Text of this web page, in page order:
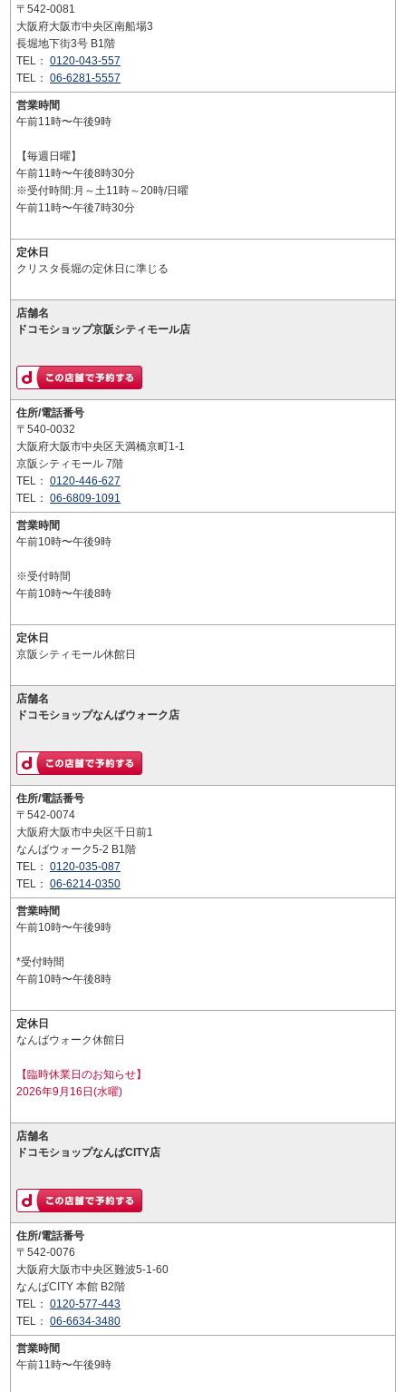
〒542-0081
大阪府大阪市中央区南船場3
長堀地下街3号 B1階
TEL： 0120-043-557
TEL： 06-6281-5557
営業時間
午前11時〜午後9時
【毎週日曜】
午前11時〜午後8時30分
※受付時間:月～土11時～20時/日曜
午前11時〜午後7時30分
定休日
クリスタ長堀の定休日に準じる
店舗名
ドコモショップ京阪シティモール店
住所/電話番号
〒540-0032
大阪府大阪市中央区天満橋京町1-1
京阪シティモール 7階
TEL： 0120-446-627
TEL： 06-6809-1091
営業時間
午前10時〜午後9時
※受付時間
午前10時〜午後8時
定休日
京阪シティモール休館日
店舗名
ドコモショップなんばウォーク店
住所/電話番号
〒542-0074
大阪府大阪市中央区千日前1
なんばウォーク5-2 B1階
TEL： 0120-035-087
TEL： 06-6214-0350
営業時間
午前10時〜午後9時
*受付時間
午前10時〜午後8時
定休日
なんばウォーク休館日
【臨時休業日のお知らせ】
2026年9月16日(水曜)
店舗名
ドコモショップなんばCITY店
住所/電話番号
〒542-0076
大阪府大阪市中央区難波5-1-60
なんばCITY 本館 B2階
TEL： 0120-577-443
TEL： 06-6634-3480
営業時間
午前11時〜午後9時